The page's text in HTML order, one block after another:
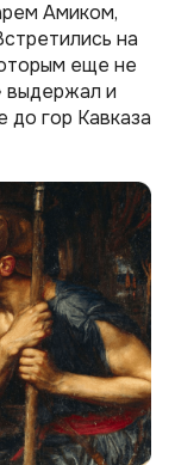
Амиком,
на
еще не
выдержал и
до гор Кавказа